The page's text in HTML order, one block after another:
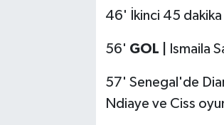
46' İkinci 45 dakika
56' GOL | Ismaila
57' Senegal'de
Ndiaye ve Ciss